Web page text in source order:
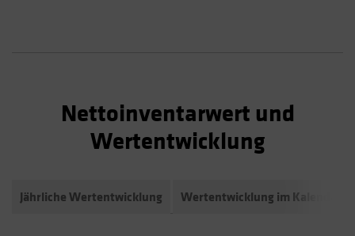
Nettoinventarwert und
Wertentwicklung
Jährliche Wertentwicklung Wertentwicklung im